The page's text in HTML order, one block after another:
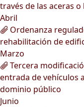
través de las aceras
Abril
Ordenanza
rehabilitación de
Marzo
Tercera
entrada de vehículos
dominio público
Junio